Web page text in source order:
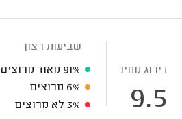
דירוג מחיר
9.5
שביעות רצון
91% מאוד מרוצים
6% מרוצים
3% לא מרוצים